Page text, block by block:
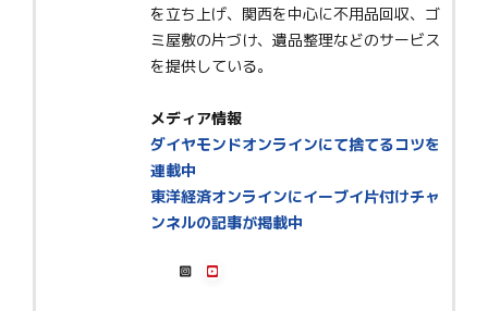
を立ち上げ、関西を中心に不用品回収、ゴ
ミ屋敷の片づけ、遺品整理などのサービス
を提供している。
メディア情報
ダイヤモンドオンラインにて捨てるコツを
連載中
東洋経済オンラインにイーブイ片付けチャ
ンネルの記事が掲載中